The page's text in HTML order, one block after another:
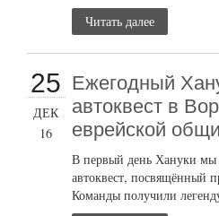
Читать далее
25
ДЕК
16
Ежегодный
автоквест в
еврейской
В первый день Хануки
автоквест, посвящённый
Команды получили